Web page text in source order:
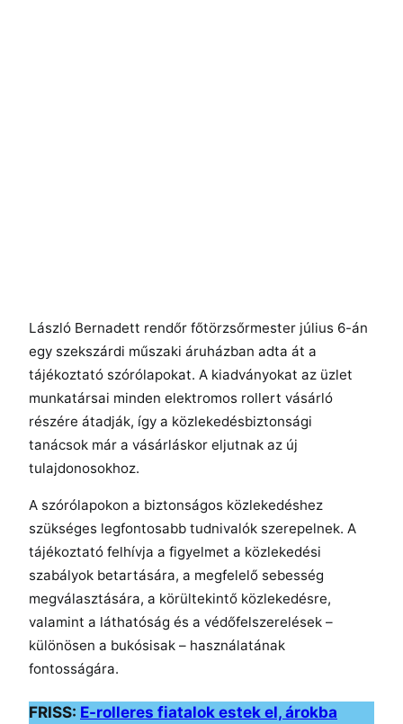
László Bernadett rendőr főtörzsőrmester július 6-án
egy szekszárdi műszaki áruházban adta át a
tájékoztató szórólapokat. A kiadványokat az üzlet
munkatársai minden elektromos rollert vásárló
részére átadják, így a közlekedésbiztonsági
tanácsok már a vásárláskor eljutnak az új
tulajdonosokhoz.
A szórólapokon a biztonságos közlekedéshez
szükséges legfontosabb tudnivalók szerepelnek. A
tájékoztató felhívja a figyelmet a közlekedési
szabályok betartására, a megfelelő sebesség
megválasztására, a körültekintő közlekedésre,
valamint a láthatóság és a védőfelszerelések –
különösen a bukósisak – használatának
fontosságára.
FRISS: E-rolleres fiatalok estek el, árokba